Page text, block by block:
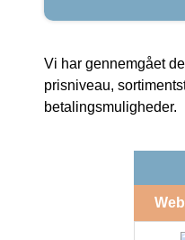
Vi har gennemgået
prisniveau,
betalingsmuligheder.